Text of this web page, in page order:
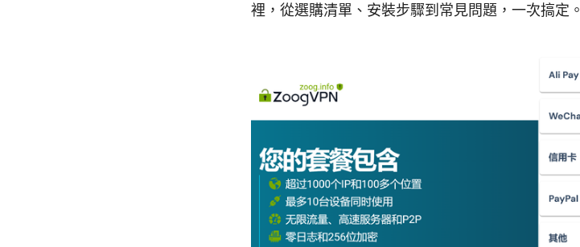
裡，從選購清單、安裝步驟到常見問題，一次搞定。